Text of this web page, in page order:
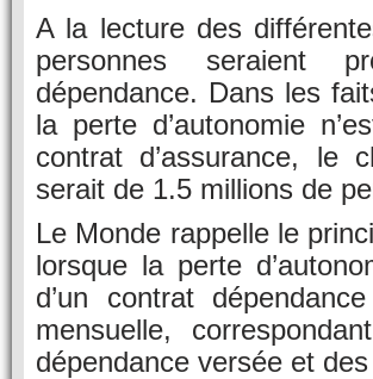
A la lecture des
personnes seraient
dépendance. Dans les
la perte d’autonomie
contrat d’assurance, le
serait de 1.5 millions de
Le Monde rappelle le
lorsque la perte
d’un contrat
mensuelle,
dépendance versée et